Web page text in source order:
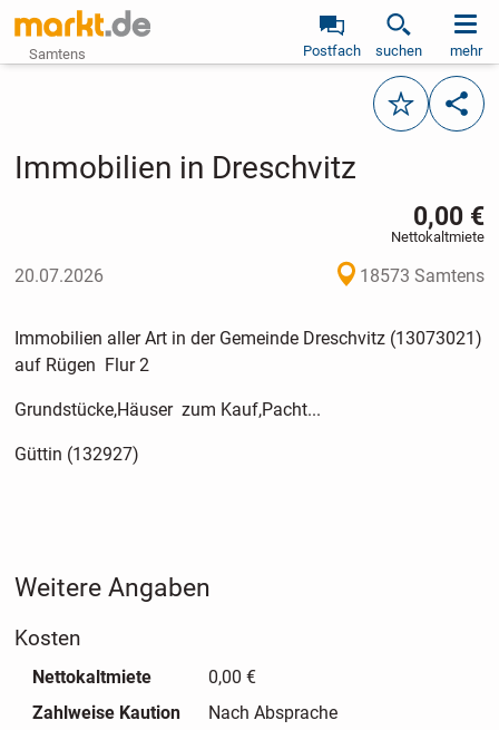
Samtens Postfach suchen mehr
Merken
Immobilien in Dreschvitz
0,00 €
Nettokaltmiete
20.07.2026 18573 Samtens
Immobilien aller Art in der Gemeinde Dreschvitz (13073021)
auf Rügen Flur 2
Grundstücke,Häuser zum Kauf,Pacht...
Güttin (132927)
Weitere Angaben
Kosten
Nettokaltmiete
0,00 €
Zahlweise Kaution
Nach Absprache